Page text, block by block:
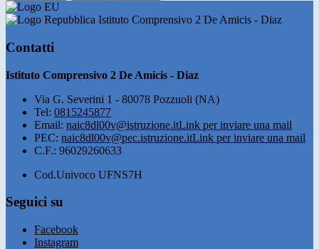
Istituto Comprensivo 2 De Amicis - Diaz
Contatti
Istituto Comprensivo 2 De Amicis - Diaz
Via G. Severini 1 - 80078 Pozzuoli (NA)
Tel: 0815245877
Email: naic8dl00v@istruzione.itLink per inviare una mail
PEC: naic8dl00v@pec.istruzione.itLink per inviare una mail
C.F.: 96029260633
Cod.Univoco UFNS7H
Seguici su
Facebook
Instagram